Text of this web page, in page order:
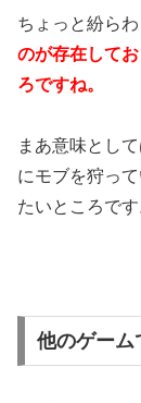
ちょっと紛らわ
のが存在して
ろですね。
まあ意味とし
にモブを狩っ
たいところです
他のゲーム